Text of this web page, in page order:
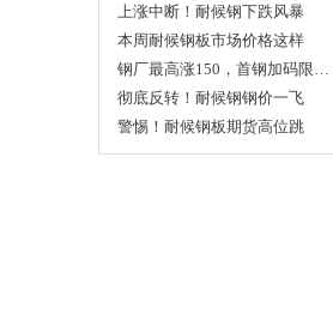
价…
上涨中断！耐候钢下跌风暴
将…
本周耐候钢板市场价格这样
走…
钢厂最高涨150，首钢加码限…
彻底反转！耐候钢钢价一飞
冲…
警惕！耐候钢板期货高位跳
水…